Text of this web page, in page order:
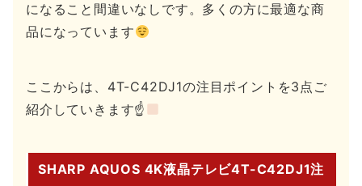
になること間違いなしです。多くの方に最適な商
品になっています
ここからは、4T-C42DJ1の注目ポイントを3点ご
紹介していきます☝
SHARP AQUOS 4K液晶テレビ4T-C42DJ1注